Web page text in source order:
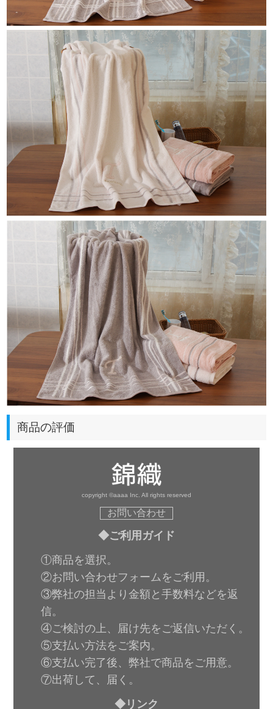
商品の評価
copyright ©aaaa Inc. All rights reserved
お問い合わせ
◆ご利用ガイド
①商品を選択。
②お問い合わせフォームをご利用。
③弊社の担当より金額と手数料などを返
信。
④ご検討の上、届け先をご返信いただく。
⑤支払い方法をご案内。
⑥支払い完了後、弊社で商品をご用意。
⑦出荷して、届く。
◆リンク